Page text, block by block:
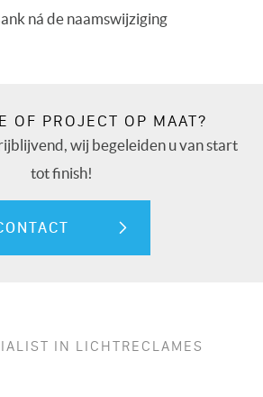
ná de naamswijziging
OF PROJECT OP MAAT?
wij begeleiden u van start
tot finish!
IN LICHTRECLAMES